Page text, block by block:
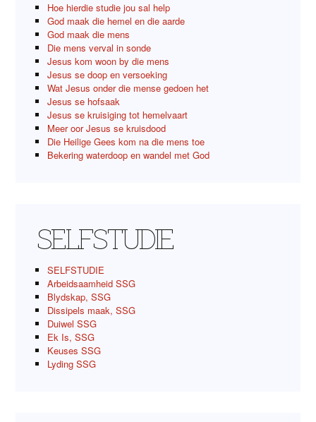
Hoe hierdie studie jou sal help
God maak die hemel en die aarde
God maak die mens
Die mens verval in sonde
Jesus kom woon by die mens
Jesus se doop en versoeking
Wat Jesus onder die mense gedoen het
Jesus se hofsaak
Jesus se kruisiging tot hemelvaart
Meer oor Jesus se kruisdood
Die Heilige Gees kom na die mens toe
Bekering waterdoop en wandel met God
SELFSTUDIE
SELFSTUDIE
Arbeidsaamheid SSG
Blydskap, SSG
Dissipels maak, SSG
Duiwel SSG
Ek Is, SSG
Keuses SSG
Lyding SSG